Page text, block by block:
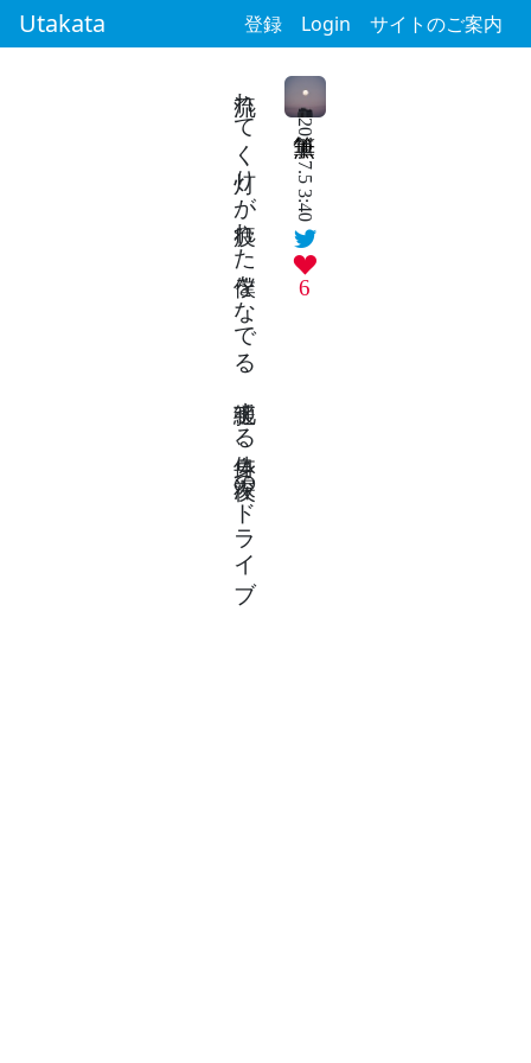
Utakata 登録 Login サイトのご案内
2024.7.5 3:40
6
流れてく灯りが疲れた僕をなでる 弛緩する身体、深夜のドライブ